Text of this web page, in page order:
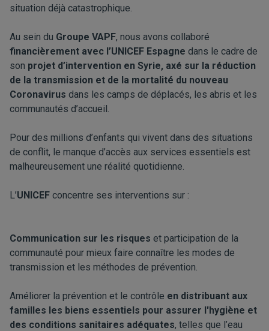
situation déjà catastrophique.
Au sein du Groupe VAPF, nous avons collaboré
financièrement avec l’UNICEF Espagne dans le cadre de
son projet d’intervention en Syrie, axé sur la réduction
de la transmission et de la mortalité du nouveau
Coronavirus dans les camps de déplacés, les abris et les
communautés d’accueil.
Pour des millions d’enfants qui vivent dans des situations
de conflit, le manque d’accès aux services essentiels est
malheureusement une réalité quotidienne.
L’UNICEF concentre ses interventions sur :
Communication sur les risques et participation de la
communauté pour mieux faire connaître les modes de
transmission et les méthodes de prévention.
Améliorer la prévention et le contrôle en distribuant aux
familles les biens essentiels pour assurer l'hygiène et
des conditions sanitaires adéquates, telles que l’eau